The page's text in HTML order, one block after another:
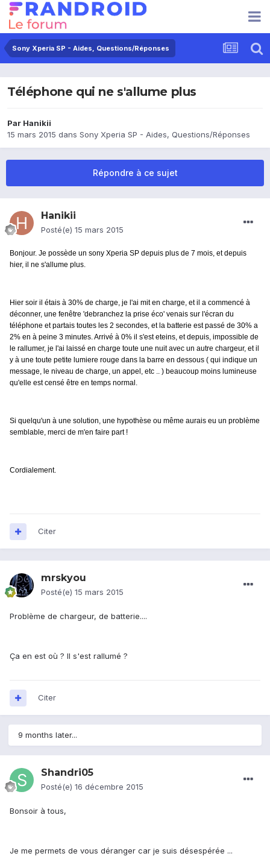
Sony Xperia SP - Aides, Questions/Réponses
Téléphone qui ne s'allume plus
Par Hanikii
15 mars 2015 dans Sony Xperia SP - Aides, Questions/Réponses
Répondre à ce sujet
Hanikii
Posté(e) 15 mars 2015
Bonjour. Je possède un sony Xperia SP depuis plus de 7 mois, et depuis
hier, il ne s'allume plus.
Hier soir il étais à 30% de charge, je l'ai mit en charge, et il a commencé à
déconner, une fenêtre 'debranchez la prise éco' venais sur l'écran du
téléphone et partais toutes les 2 secondes, et la batterie est passé de 30% a
2% en à peine 3 minutes. Arrivé à 0% il s'est eteins, et depuis, impossible de
le rallumer, je l'ai laissé en charge toute une nuit avec un autre chargeur, et il
y à une toute petite lumiere rouge dans la barre en dessous ( qui indique un
message, le niveau de charge, un appel, etc .. ) beaucoup moins lumineuse
qu'elle est censé être en temps normal.
Si quelqu'un à une solution, une hypothèse ou même aurais eu un problème
semblable, merci de m'en faire part !
Cordialement.
Citer
mrskyou
Posté(e) 15 mars 2015
Problème de chargeur, de batterie....
Ça en est où ? Il s'est rallumé ?
Citer
9 months later...
Shandri05
Posté(e) 16 décembre 2015
Bonsoir à tous,
Je me permets de vous déranger car je suis désespérée ...